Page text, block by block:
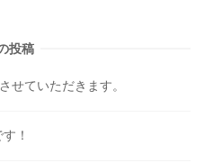
投稿
ていただきます。
！